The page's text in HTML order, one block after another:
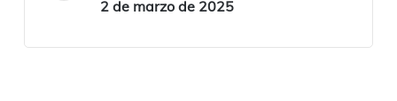
2 de marzo de 2025